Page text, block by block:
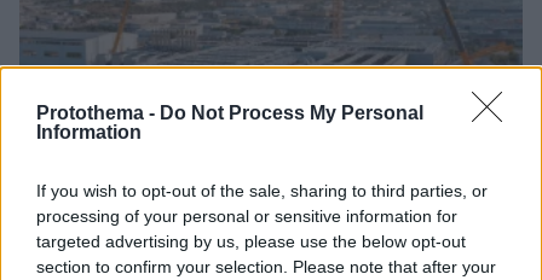
Protothema - Do Not Process My Personal
Information
If you wish to opt-out of the sale, sharing to third parties, or
processing of your personal or sensitive information for
targeted advertising by us, please use the below opt-out
section to confirm your selection. Please note that after your
07.08.2026, 20:16